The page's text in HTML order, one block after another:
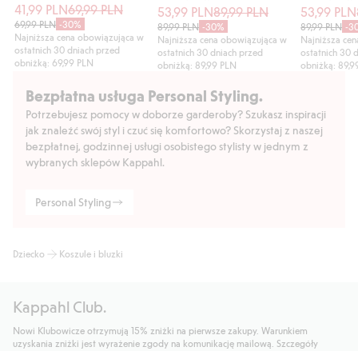
41,99 PLN69,99 PLN
69,99 PLN -30%
Najniższa cena obowiązująca w
ostatnich 30 dniach przed
obniżką: 69,99 PLN
53,99 PLN89,99 PLN
89,99 PLN -30%
Najniższa cena obowiązująca w
ostatnich 30 dniach przed
obniżką: 89,99 PLN
53,99 PLN
89,99 PLN -
Najniższa
ostatnich 30
obniżką:
Bezpłatna usługa Personal Styling.
Potrzebujesz pomocy w doborze garderoby? Szukasz inspiracji
jak znaleźć swój styl i czuć się komfortowo? Skorzystaj z naszej
bezpłatnej, godzinnej usługi osobistego stylisty w jednym z
wybranych sklepów Kappahl.
Personal Styling
Dziecko Koszule i bluzki
Kappahl Club.
Nowi Klubowicze otrzymują 15% zniżki na pierwsze zakupy. Warunkiem
uzyskania zniżki jest wyrażenie zgody na komunikację mailową. Szczegóły